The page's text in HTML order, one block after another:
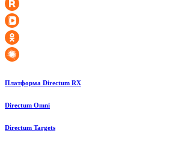
Платформа Directum RX
Directum Omni
Directum Targets